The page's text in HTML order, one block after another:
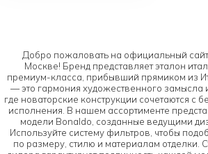
Добро пожаловать на официальный
Москве! Бренд представляет эталон
премиум-класса, прибывший прямиком из
— это гармония художественного замысла
где новаторские конструкции сочетаются с
исполнения. В нашем ассортименте
модели Bonaldo, созданные ведущими
Используйте систему фильтров, чтобы
по размеру, стилю и материалам отделки.